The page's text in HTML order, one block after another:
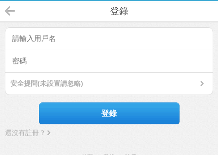
登錄
安全提問(未設置請忽略)
登錄
還沒有註冊？